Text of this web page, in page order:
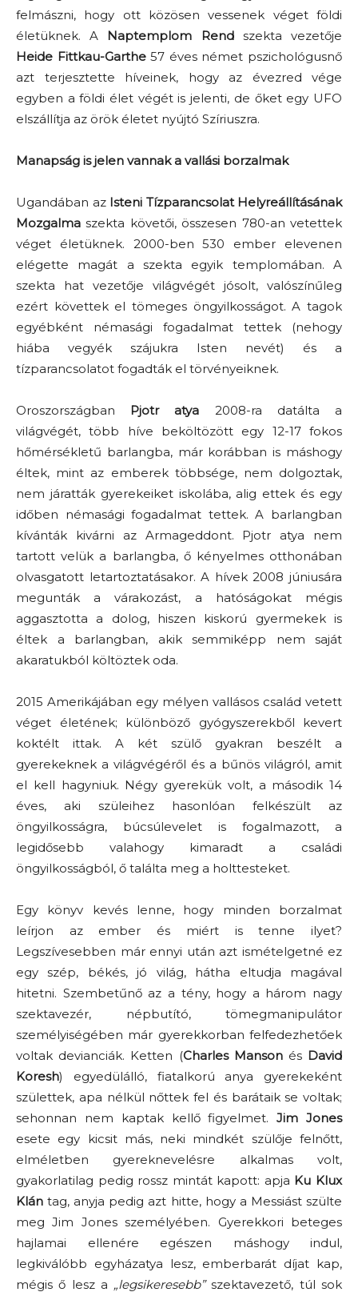
felmászni, hogy ott közösen vessenek véget földi
életüknek. A Naptemplom Rendszekta vezetője
Heide Fittkau-Garthe57 éves német pszichológusnő
azt terjesztette híveinek, hogy az évezred vége
egyben a földi élet végét is jelenti, de őket egy UFO
elszállítja az örök életet nyújtó Szíriuszra.
Manapság is jelen vannak a vallási borzalmak
Ugandában az Isteni Tízparancsolat Helyreállításának
Mozgalma szekta követői, összesen 780-an vetettek
véget életüknek. 2000-ben 530 ember elevenen
elégette magát a szekta egyik templomában. A
szekta hat vezetője világvégét jósolt, valószínűleg
ezért követtek el tömeges öngyilkosságot. A tagok
egyébként némasági fogadalmat tettek (nehogy
hiába vegyék szájukra Isten nevét) és a
tízparancsolatot fogadták el törvényeiknek.
Oroszországban Pjotr atya 2008-ra datálta a
világvégét, több híve beköltözött egy 12-17 fokos
hőmérsékletű barlangba, már korábban is máshogy
éltek, mint az emberek többsége, nem dolgoztak,
nem járatták gyerekeiket iskolába, alig ettek és egy
időben némasági fogadalmat tettek. A barlangban
kívánták kivárni az Armageddont. Pjotr atya nem
tartott velük a barlangba, ő kényelmes otthonában
olvasgatott letartoztatásakor. A hívek 2008 júniusára
megunták a várakozást, a hatóságokat mégis
aggasztotta a dolog, hiszen kiskorú gyermekek is
éltek a barlangban, akik semmiképp nem saját
akaratukból költöztek oda.
2015 Amerikájában egy mélyen vallásos család vetett
véget életének; különböző gyógyszerekből kevert
koktélt ittak. A két szülő gyakran beszélt a
gyerekeknek a világvégéről és a bűnös világról, amit
el kell hagyniuk. Négy gyerekük volt, a második 14
éves, aki szüleihez hasonlóan felkészült az
öngyilkosságra, búcsúlevelet is fogalmazott, a
legidősebb valahogy kimaradt a családi
öngyilkosságból, ő találta meg a holttesteket.
Egy könyv kevés lenne, hogy minden borzalmat
leírjon az ember és miért is tenne ilyet?
Legszívesebben már ennyi után azt ismételgetné ez
egy szép, békés, jó világ, hátha eltudja magával
hitetni. Szembetűnő az a tény, hogy a három nagy
szektavezér, népbutító, tömegmanipulátor
személyiségében már gyerekkorban felfedezhetőek
voltak devianciák. Ketten (Charles Mansonés David
Koresh) egyedülálló, fiatalkorú anya gyerekeként
születtek, apa nélkül nőttek fel és barátaik se voltak;
sehonnan nem kaptak kellő figyelmet.Jim Jones
esete egy kicsit más, neki mindkét szülője felnőtt,
elméletben gyereknevelésre alkalmas volt,
gyakorlatilag pedig rossz mintát kapott: apja Ku Klux
Klán tag, anyja pedig azt hitte, hogy a Messiást szülte
meg Jim Jones személyében. Gyerekkori beteges
hajlamai ellenére egészen máshogy indul,
legkiválóbb egyházatya lesz, emberbarát díjat kap,
mégis ő lesz a „legsikeresebb”szektavezető, túl sok